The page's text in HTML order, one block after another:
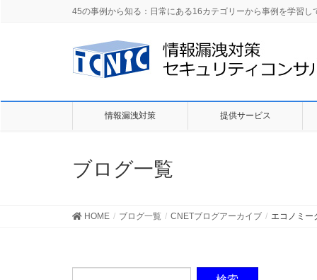
45の事例から知る：日常にある16カテゴリーから事例を学習
情報漏洩対策 提供サービス
ブログ一覧
HOME ブログ一覧 CNETブログアーカイブ エコノミー